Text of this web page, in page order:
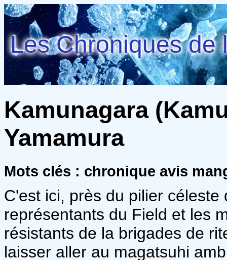
Les Chroniques de
Kamunagara
Yamamura
Mots clés : chronique avis
C'est ici, près du pilier
représentants du Field et les
résistants de la brigades de
laisser aller au magatsuhi